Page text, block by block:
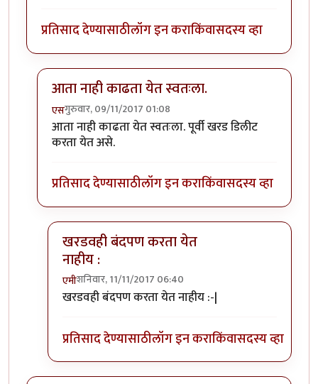
प्रतिसाद देण्यासाठीलॉग इन कराकिंवासदस्य व्हा
आता नाही काढता येत स्वतःला.
एसगुरुवार, 09/11/2017 01:08
In reply toतुम्ही तुमच्या खरडवहीतील खरडीby
आता नाही काढता येत स्वतःला. पूर्वी खरड डिलीट
करता येत असे.
प्रतिसाद देण्यासाठीलॉग इन कराकिंवासदस्य व्हा
खरडवही बंदपण करता येत
नाहीय :
एमीशनिवार, 11/11/2017 06:40
In reply toआता नाही काढता येत स्वतःला.
खरडवही बंदपण करता येत नाहीय :-|
प्रतिसाद देण्यासाठीलॉग इन कराकिंवासदस्य व्हा